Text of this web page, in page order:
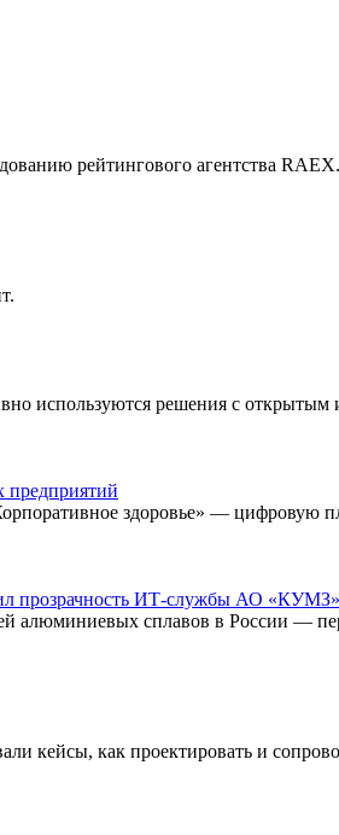
рейтингового агентства
используются решения с
предприятий
здоровье» — цифровую
прозрачность ИТ-службы АО «КУМЗ»
алюминиевых сплавов в России —
кейсы, как проектировать и